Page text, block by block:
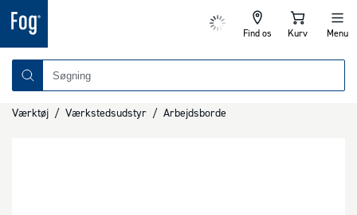
Find os Kurv Menu
Værktøj / Værkstedsudstyr / Arbejdsborde